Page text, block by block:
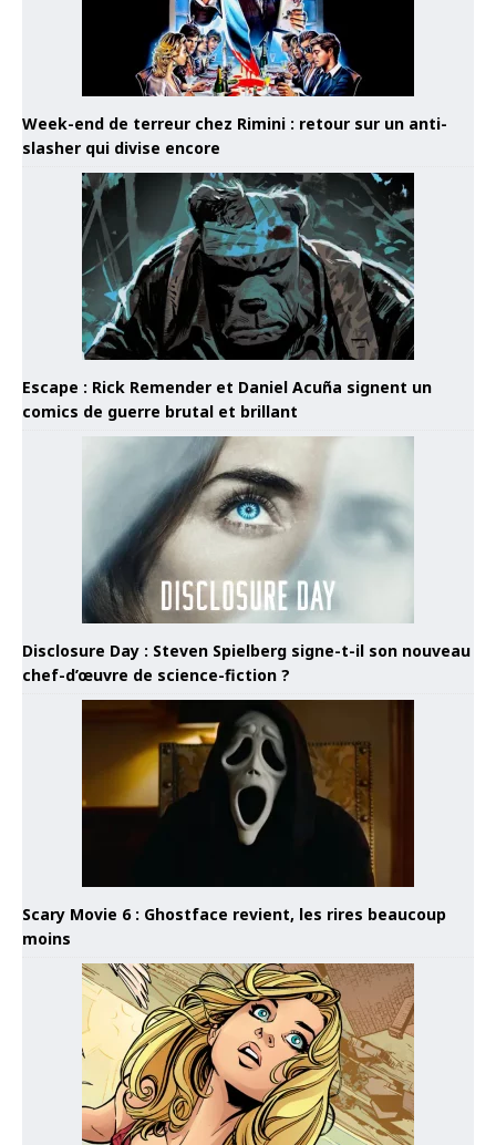
Week-end de terreur chez Rimini : retour sur un anti-
slasher qui divise encore
Escape : Rick Remender et Daniel Acuña signent un
comics de guerre brutal et brillant
Disclosure Day : Steven Spielberg signe-t-il son nouveau
chef-d’œuvre de science-fiction ?
Scary Movie 6 : Ghostface revient, les rires beaucoup
moins